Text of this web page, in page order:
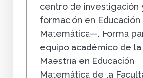
centro de investigación
formación en Educación
Matemática—. Forma
equipo académico de la
Maestría en Educación
Matemática de la